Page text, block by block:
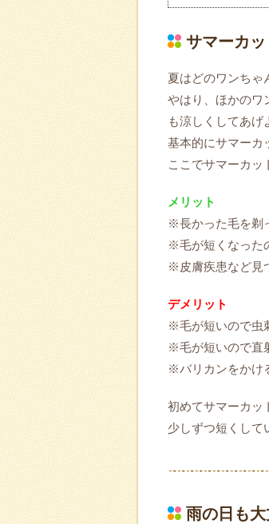
サマーカッ
夏はどのワンちゃ
やはり、ほかのワ
も涼しくしてあげ
基本的にサマーカ
ここでサマーカッ
メリット
※長かった毛を剃
※毛が短くなった
※皮膚疾患など見
デメリット
※毛が短いので虫
※毛が短いので直
※バリカンをかけ
初めてサマーカッ
少しずつ短くして
雨の日も